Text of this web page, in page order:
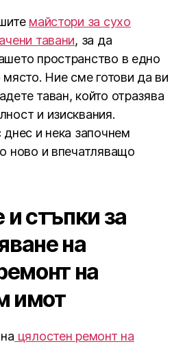
майстори за сухо
тавани, за да
пространство в едно
Ние сме готови да ви
таван, който отразява
и изисквания.
и нека започнем
ново и впечатляващо
стъпки за
на
на
имот
цялостен ремонт на